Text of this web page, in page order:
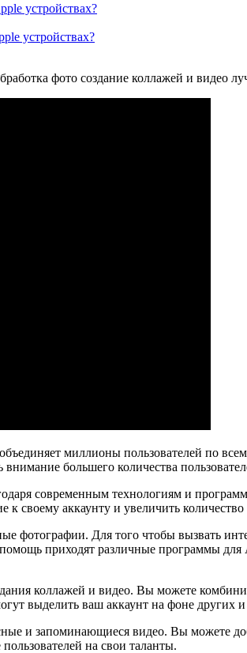
устройствах?
устройствах?
миллионы пользователей по
большего количества
современным технологиям и
своему аккаунту и увеличить
фотографии. Для того чтобы вызвать
приходят различные программы
коллажей и видео. Вы можете
выделить ваш аккаунт на фоне других
и запоминающиеся видео. Вы можете
на свои таланты.